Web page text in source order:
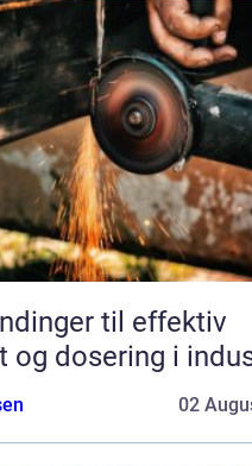
til effektiv
og dosering i
02